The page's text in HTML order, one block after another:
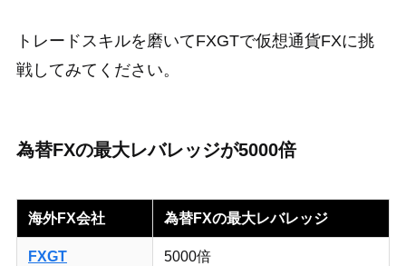
トレードスキルを磨いてFXGTで仮想通貨FXに挑
戦してみてください。
為替FXの最大レバレッジが5000倍
海外FX会社 為替FXの最大レバレッジ
FXGT 5000倍